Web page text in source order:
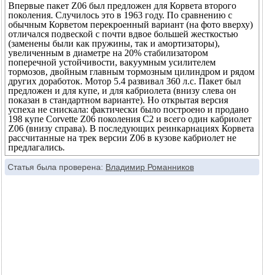
Впервые пакет Z06 был предложен для Корвета второго
поколения. Случилось это в 1963 году. По сравнению с
обычным Корветом перекроенный вариант (на фото вверху)
отличался подвеской с почти вдвое большей жесткостью
(заменены были как пружины, так и амортизаторы),
увеличенным в диаметре на 20% стабилизатором
поперечной устойчивости, вакуумным усилителем
тормозов, двойным главным тормозным цилиндром и рядом
других доработок. Мотор 5.4 развивал 360 л.с. Пакет был
предложен и для купе, и для кабриолета (внизу слева он
показан в стандартном варианте). Но открытая версия
успеха не снискала: фактически было построено и продано
198 купе Corvette Z06 поколения С2 и всего один кабриолет
Z06 (внизу справа). В последующих реинкарнациях Корвета
рассчитанные на трек версии Z06 в кузове кабриолет не
предлагались.
Статья была проверена: Владимир Романников